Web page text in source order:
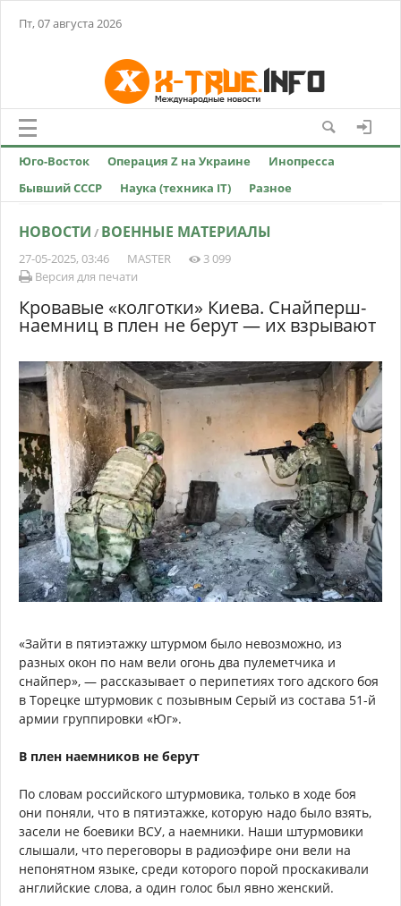
Пт, 07 августа 2026
Юго-Восток Операция Z на Украине
Инопресса
Бывший СССР
Наука (техника IT) Разное
НОВОСТИ / ВОЕННЫЕ МАТЕРИАЛЫ
27-05-2025, 03:46 MASTER
3 099
Версия для печати
Кровавые «колготки» Киева. Снайперш-
наемниц в плен не берут — их взрывают
«Зайти в пятиэтажку штурмом было невозможно, из
разных окон по нам вели огонь два пулеметчика и
снайпер», — рассказывает о перипетиях того адского боя
в Торецке штурмовик с позывным Серый из состава 51-й
армии группировки «Юг».
В плен наемников не берут
По словам российского штурмовика, только в ходе боя
они поняли, что в пятиэтажке, которую надо было взять,
засели не боевики ВСУ, а наемники. Наши штурмовики
слышали, что переговоры в радиоэфире они вели на
непонятном языке, среди которого порой проскакивали
английские слова, а один голос был явно женский.